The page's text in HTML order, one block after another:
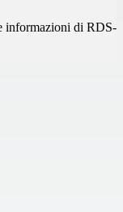
informazioni di RDS-